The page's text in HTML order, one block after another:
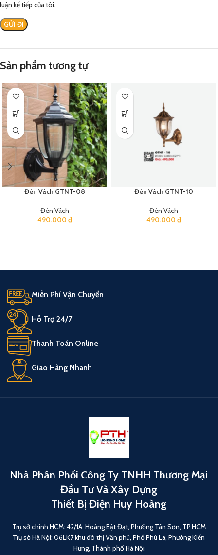
luận kế tiếp của tôi.
Sản phẩm tương tự
Đèn Vách GTNT-08
Đèn Vách
490.000 ₫
Đèn Vách GTNT-10
Đèn Vách
490.000 ₫
Miễn Phí Vận Chuyển
Hỗ Trợ 24/7
Thanh Toán Online
Giao Hàng Nhanh
Nhà Phân Phối Công Ty TNHH Thương Mại
Đầu Tư Và Xây Dựng
Thiết Bị Điện Huy Hoàng
Trụ sở chính HCM: 42/1A, Hoàng Bật Đạt, Phường Tân Sơn, TP.HCM
Trụ sở Hà Nội: 06LK7 khu đô thị Văn phú, Phố Phú La, Phường Kiến
Hưng, Thành phố Hà Nội